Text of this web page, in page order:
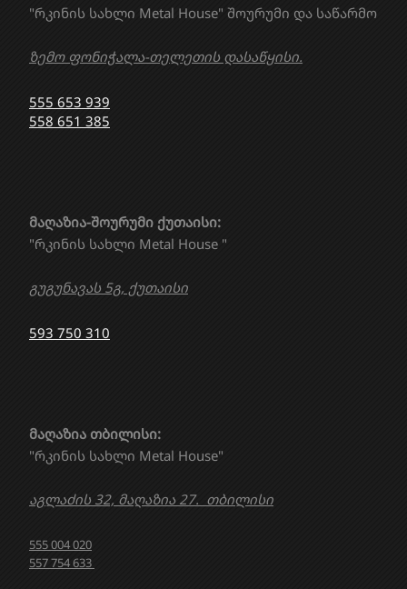
"რკინის სახლი Metal House" შოურუმი და საწარმო
ზემო ფონიჭალა-თელეთის დასაწყისი.
555 653 939
558 651 385
მაღაზია თბილისი:
"რკინის სახლი Metal House"
აგლაძის 32, მაღაზია 27. თბილისი
555 004 020
557 754 633
მაღაზია-შოურუმი ქუთაისი:
"რკინის სახლი Metal House "
გუგუნავას 5გ, ქუთაისი
593 750 310